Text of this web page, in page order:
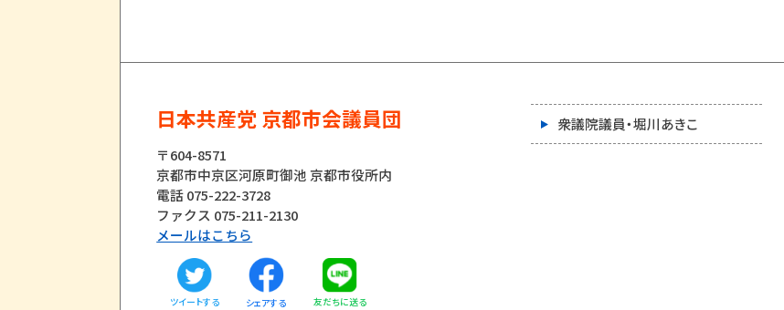
日本共産党 京都市会議員団
〒604-8571
京都市中京区河原町御池 京都市役所内
電話 075-222-3728
ファクス 075-211-2130
メールはこちら
ツイートする シェアする 友だちに送る
衆議院議員・堀川あきこ